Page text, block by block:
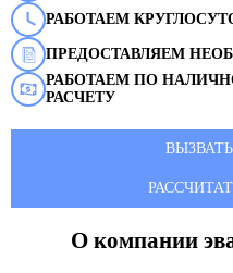
РАБОТАЕМ
ПРЕДОСТАВЛЯЕМ
РАБОТАЕМ ПО
РАСЧЕТУ
О компании